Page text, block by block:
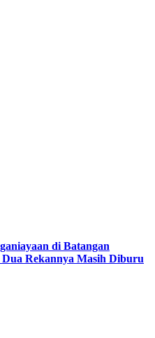
di Batangan
Rekannya Masih Diburu